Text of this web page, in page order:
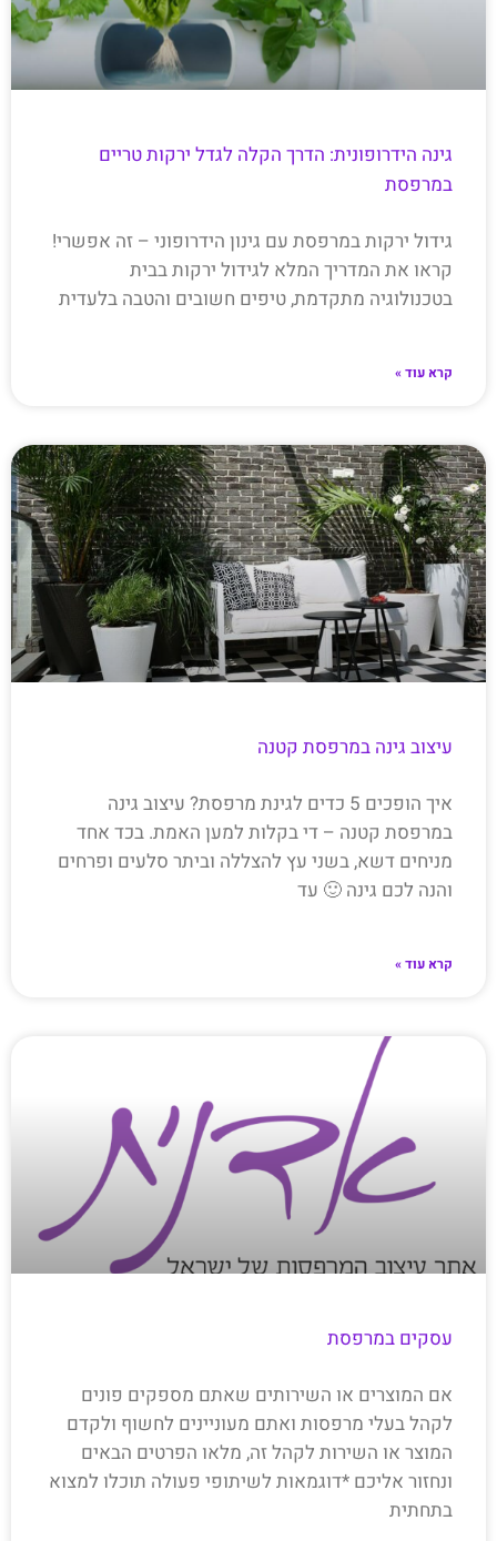
גינה הידרופונית: הדרך הקלה לגדל ירקות טריים
במרפסת
גידול ירקות במרפסת עם גינון הידרופוני – זה אפשרי!
קראו את המדריך המלא לגידול ירקות בבית
בטכנולוגיה מתקדמת, טיפים חשובים והטבה בלעדית
קרא עוד »
עיצוב גינה במרפסת קטנה
איך הופכים 5 כדים לגינת מרפסת? עיצוב גינה
במרפסת קטנה – די בקלות למען האמת. בכד אחד
מניחים דשא, בשני עץ להצללה וביתר סלעים ופרחים
והנה לכם גינה 🙂 עד
קרא עוד »
עסקים במרפסת
אם המוצרים או השירותים שאתם מספקים פונים
לקהל בעלי מרפסות ואתם מעוניינים לחשוף ולקדם
המוצר או השירות לקהל זה, מלאו הפרטים הבאים
ונחזור אליכם *דוגמאות לשיתופי פעולה תוכלו למצוא
בתחתית